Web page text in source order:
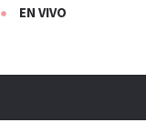
EN VIVO